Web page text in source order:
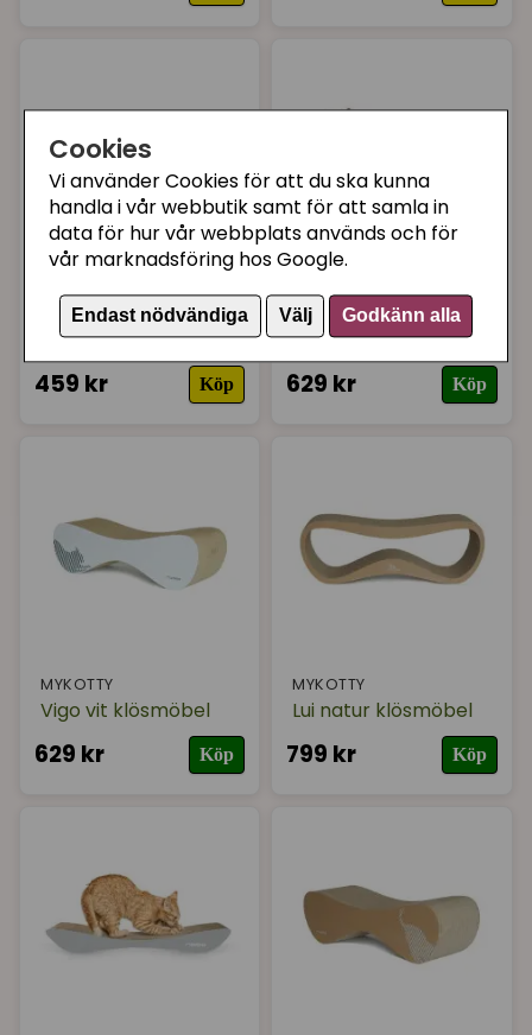
Cookies
Vi använder Cookies för att du ska kunna
handla i vår webbutik samt för att samla in
data för hur vår webbplats används och för
vår marknadsföring hos Google.
Endast nödvändiga Välj Godkänn alla
Vi på Supercat älskar MyKotty's produkter och
// Emelie på Supercat.se
Tobi svart
459 kr Köp
Vigo ljusgrå
klösmöbel
629 kr Köp
MYKOTTY
Vigo vit klösmöbel
629 kr Köp
MYKOTTY
Lui natur klösmöbel
799 kr Köp